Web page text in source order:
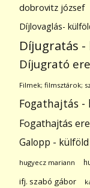
dobrovitz józsef
Díjlovaglás-
Díjugratás
Díjugrató
Filmek; filmsztárok;
Fogathajtás -
Fogathajtás
Galopp - külföld
hugyecz mariann
ifj. szabó gábor